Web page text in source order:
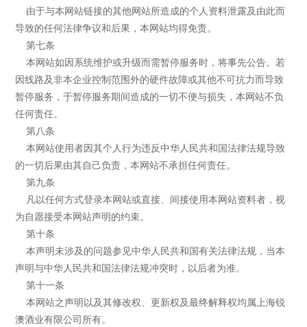
由于与本网站链接的其他网站所造成的个人资料泄露及由此而
导致的任何法律争议和后果，本网站均得免责。
第七条
本网站如因系统维护或升级而需暂停服务时，将事先公告。若
因线路及非本企业控制范围外的硬件故障或其他不可抗力而导致
暂停服务，于暂停服务期间造成的一切不便与损失，本网站不负
任何责任。
第八条
本网站使用者因其个人行为违反中华人民共和国法律法规导致
的一切后果由其自己负责，本网站不承担任何责任。
第九条
凡以任何方式登录本网站或直接、间接使用本网站资料者，视
为自愿接受本网站声明的约束。
第十条
本声明未涉及的问题参见中华人民共和国有关法律法规，当本
声明与中华人民共和国法律法规冲突时，以后者为准。
第十一条
本网站之声明以及其修改权、更新权及最终解释权均属上海锐
澳酒业有限公司所有。